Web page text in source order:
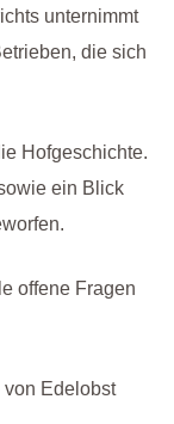
unternimmt
die sich
Hofgeschichte.
ein Blick
offene Fragen
von Edelobst